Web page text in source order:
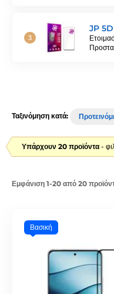
JP
Ταξινόμηση κατά:
Υπάρχουν 20 προϊόντα -
Εμφάνιση 1-20 από 20
Βασική